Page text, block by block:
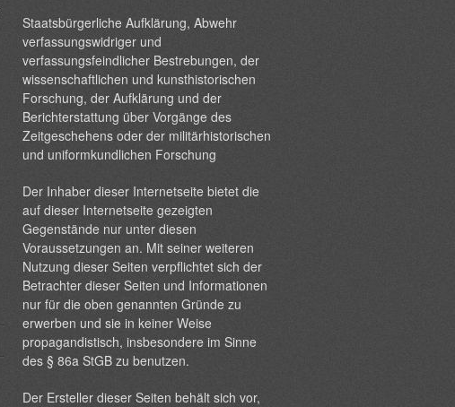
Staatsbürgerliche Aufklärung, Abwehr
verfassungswidriger und
verfassungsfeindlicher Bestrebungen, der
wissenschaftlichen und kunsthistorischen
Forschung, der Aufklärung und der
Berichterstattung über Vorgänge des
Zeitgeschehens oder der militärhistorischen
und uniformkundlichen Forschung
Der Inhaber dieser Internetseite bietet die
auf dieser Internetseite gezeigten
Gegenstände nur unter diesen
Voraussetzungen an. Mit seiner weiteren
Nutzung dieser Seiten verpflichtet sich der
Betrachter dieser Seiten und Informationen
nur für die oben genannten Gründe zu
erwerben und sie in keiner Weise
propagandistisch, insbesondere im Sinne
des § 86a StGB zu benutzen.
Der Ersteller dieser Seiten behält sich vor,